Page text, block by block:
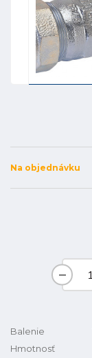
Na objednávku
Balenie
Hmotnosť